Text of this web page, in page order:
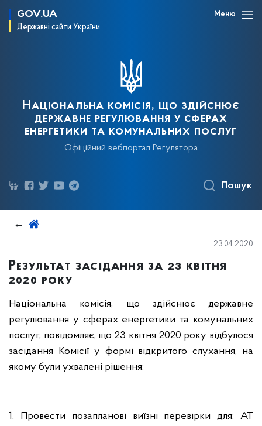
GOV.UA
Державні сайти України
Меню
Національна комісія, що здійснює
державне регулювання у сферах
енергетики та комунальних послуг
Офіційний вебпортал Регулятора
Пошук
23.04.2020
Результат засідання за 23 квітня
2020 року
Національна комісія, що здійснює державне
регулювання у сферах енергетики та комунальних
послуг, повідомляє, що 23 квітня 2020 року відбулося
засідання Комісії у формі відкритого слухання, на
якому були ухвалені рішення:
1. Провести позапланові виїзні перевірки для: АТ